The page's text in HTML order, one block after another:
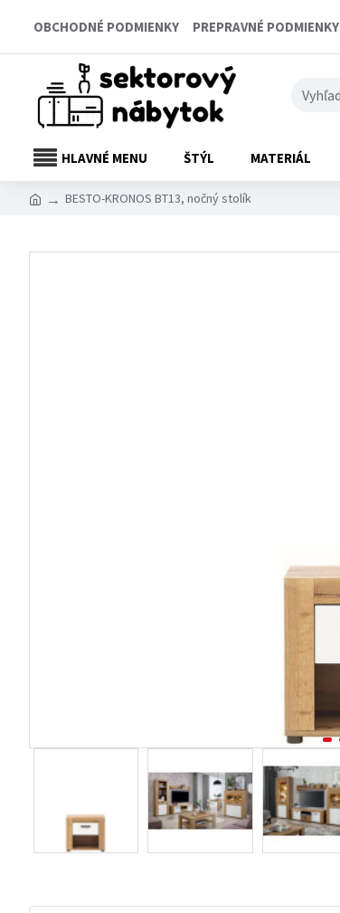
OBCHODNÉ PODMIENKY PREPRAVNÉ PODMIENKY
HLAVNÉ MENU ŠTÝL MATERIÁL
BESTO-KRONOS BT13, nočný stolík